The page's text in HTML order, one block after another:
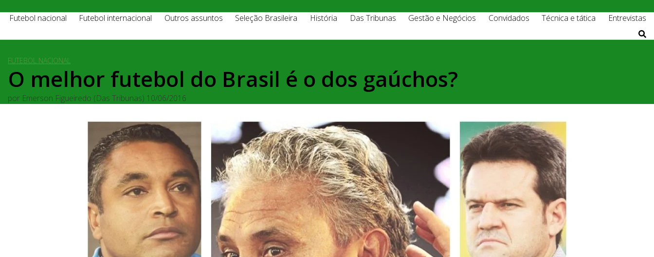
Futebol nacional Futebol internacional Outros assuntos Seleção Brasileira História Das Tribunas Gestão e Negócios Convidados Técnica e tática Entrevistas
FUTEBOL NACIONAL
O melhor futebol do Brasil é o dos gaúchos?
por Emerson Figueiredo (Das Tribunas) 10/06/2016